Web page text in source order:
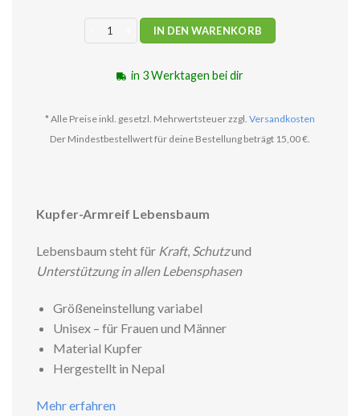
Armreif Kupfer Lebensbaum Menge
IN DEN WARENKORB
in 3 Werktagen bei dir
* Alle Preise inkl. gesetzl. Mehrwertsteuer zzgl. Versandkosten
Der Mindestbestellwert für deine Bestellung beträgt 15,00 €.
Kupfer-Armreif Lebensbaum
Lebensbaum steht für Kraft, Schutzund
Unterstützung in allen Lebensphasen
Größeneinstellung variabel
Unisex – für Frauen und Männer
Material Kupfer
Hergestellt in Nepal
Mehr erfahren